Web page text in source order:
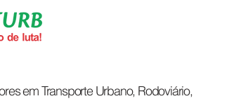
em Transporte Urbano, Rodoviário,